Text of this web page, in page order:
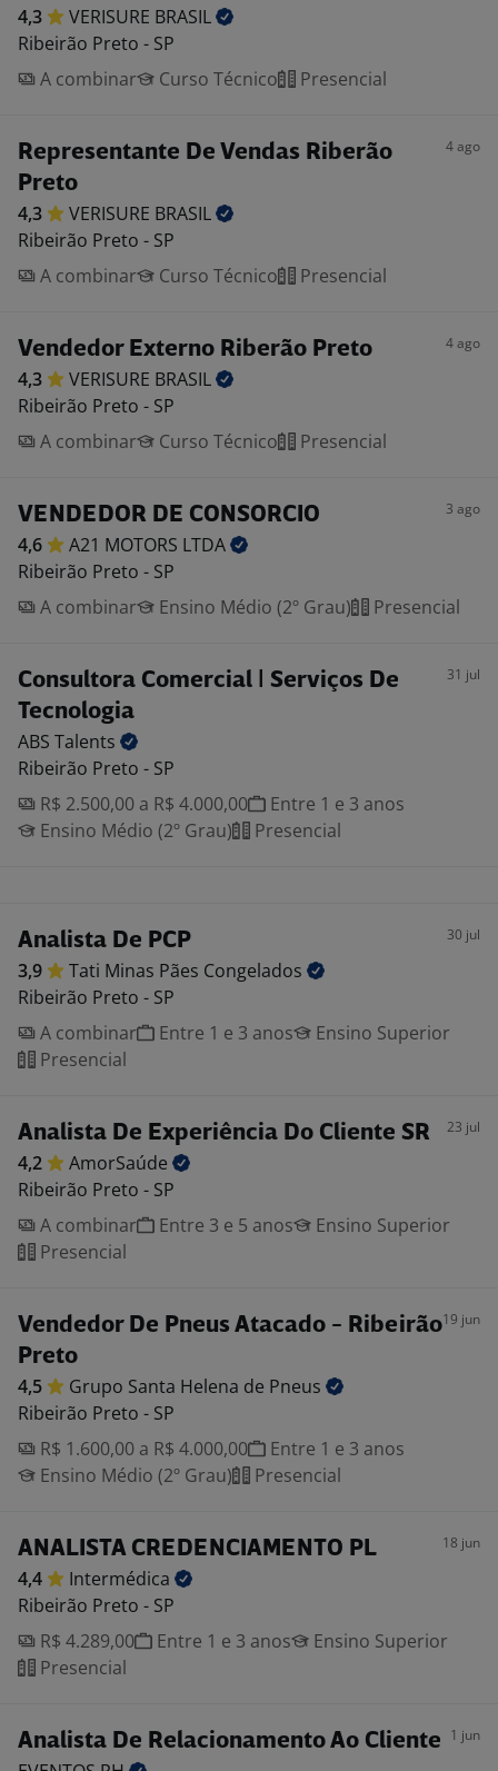
4,3 VERISURE BRASIL
Ribeirão Preto - SP
A combinar
Curso Técnico Presencial
Representante De Vendas Riberão
Preto
4 ago
4,3 VERISURE BRASIL
Ribeirão Preto - SP
A combinar
Curso Técnico Presencial
Vendedor Externo Riberão Preto 4 ago
4,3 VERISURE BRASIL
Ribeirão Preto - SP
A combinar
Curso Técnico Presencial
VENDEDOR DE CONSORCIO 3 ago
4,6 A21 MOTORS LTDA
Ribeirão Preto - SP
A combinar
Ensino Médio (2º Grau) Presencial
Consultora Comercial | Serviços De
Tecnologia
31 jul
ABS Talents
Ribeirão Preto - SP
R$ 2.500,00 a R$ 4.000,00
Entre 1 e 3 anos
Ensino Médio (2º Grau)
Presencial
Analista De PCP 30 jul
3,9 Tati Minas Pães Congelados
Ribeirão Preto - SP
A combinar
Entre 1 e 3 anos
Ensino Superior
Presencial
Analista De Experiência Do Cliente SR 23 jul
4,2
AmorSaúde
Ribeirão Preto - SP
A combinar
Entre 3 e 5 anos
Ensino Superior
Presencial
Vendedor De Pneus Atacado - Ribeirão
Preto
19 jun
4,5 Grupo Santa Helena de Pneus
Ribeirão Preto - SP
R$ 1.600,00 a R$ 4.000,00
Entre 1 e 3 anos
Ensino Médio (2º Grau)
Presencial
ANALISTA CREDENCIAMENTO PL 18 jun
4,4
Intermédica
Ribeirão Preto - SP
R$ 4.289,00
Entre 1 e 3 anos
Ensino Superior
Presencial
Analista De Relacionamento Ao Cliente 1 jun